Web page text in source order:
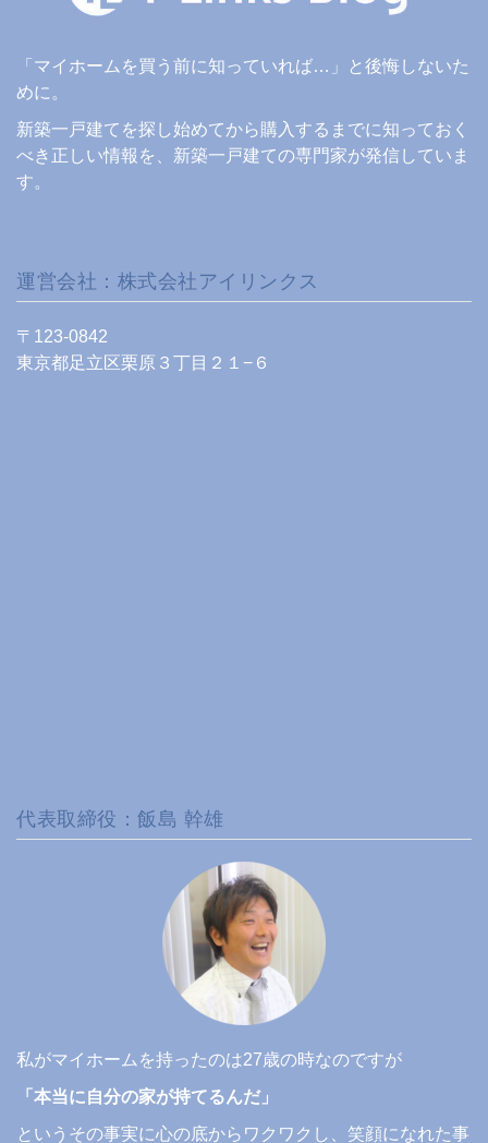
「マイホームを買う前に知っていれば…」と後悔しないた
めに。
新築一戸建てを探し始めてから購入するまでに知っておく
べき正しい情報を、新築一戸建ての専門家が発信していま
す。
運営会社：株式会社アイリンクス
〒123-0842
東京都足立区栗原３丁目２１−６
代表取締役：飯島 幹雄
私がマイホームを持ったのは27歳の時なのですが
「本当に自分の家が持てるんだ」
というその事実に心の底からワクワクし、笑顔になれた事